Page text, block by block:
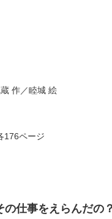
作／睦城 絵
176ページ
の仕事をえらんだ